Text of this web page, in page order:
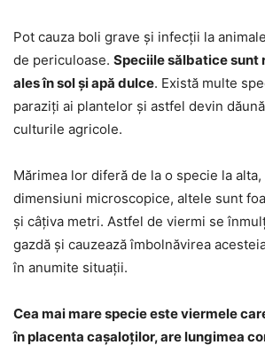
Pot cauza boli grave și infecții la
de periculoase. Speciile sălbatice sunt
ales în sol și apă dulce. Există multe
paraziți ai plantelor și astfel devin
culturile agricole.
Mărimea lor diferă de la o specie la alta,
dimensiuni microscopice, altele sunt
și câțiva metri. Astfel de viermi se
gazdă și cauzează îmbolnăvirea
în anumite situații.
Cea mai mare specie este viermele
în placenta cașaloților, are lungimea